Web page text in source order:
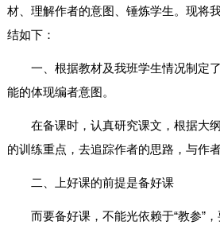
材、理解作者的意图、锤炼学生。现将
结如下：
一、根据教材及我班学生情况制定
能的体现编者意图。
在备课时，认真研究课文，根据大
的训练重点，去追踪作者的思路，与作者
二、上好课的前提是备好课
而要备好课，不能光依赖于“教参”